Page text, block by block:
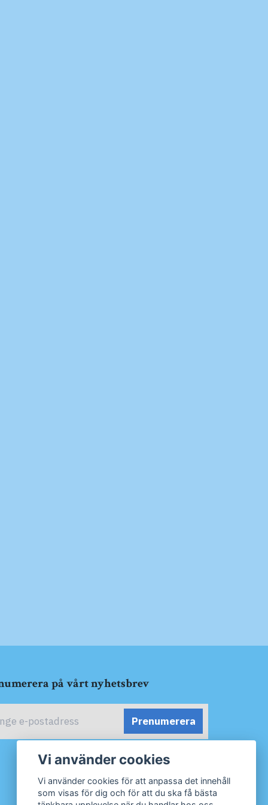
på vårt nyhetsbrev
Prenumerera
Vi använder cookies
Vi använder cookies för att anpassa det innehåll
som visas för dig och för att du ska få bästa